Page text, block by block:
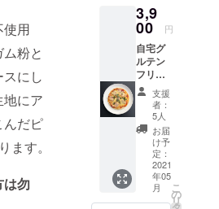
用
粉と
にし
にア
んだピ
ます。
勿
フリー
の焼き
菓子を
詰め合
わせた
ものに
なりま
す。 ・
グルテ
ンフ
リー専
門店の
お食事
券×1 ※
ご来店
の際
3,9
00 円
自宅グ
ルテン
フリー
セット
・肉バ
ルシェ
フこだ
わり
ベーコ
ンを
使った
ウィー
トフ
支援
者：
5人
お届
け予
定：
2021
年05
月
こ
の
リ